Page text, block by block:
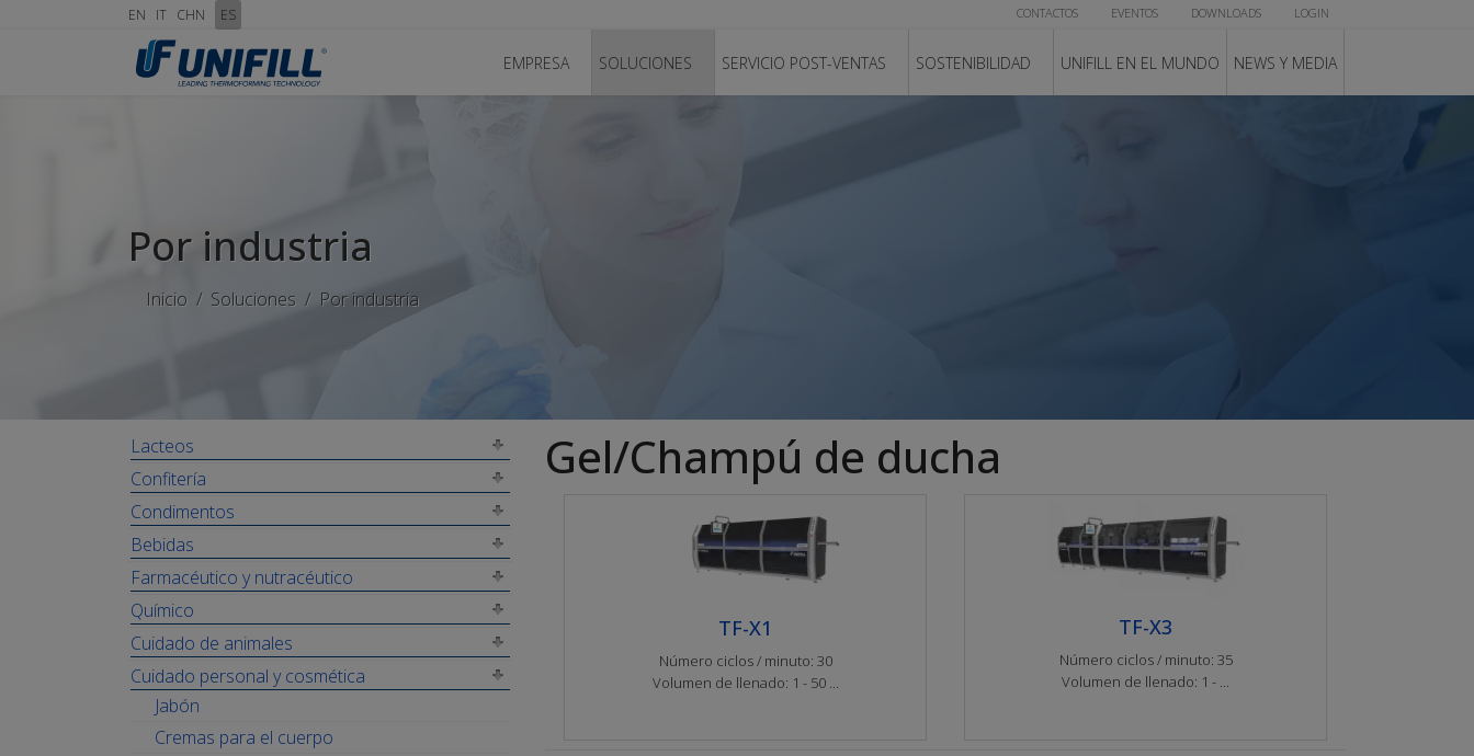
EN IT CHN ES CONTACTOS EVENTOS DOWNLOADS LOGIN
EMPRESA SOLUCIONES SERVICIO POST-VENTAS SOSTENIBILIDAD UNIFILL EN EL MUNDO NEWS Y MEDIA
Por industria
Inicio Soluciones Por industria
Lacteos
Confitería
Condimentos
Bebidas
Farmacéutico y nutracéutico
Químico
Cuidado de animales
Cuidado personal y cosmética
Jabón
Cremas para el cuerpo
Gel/Champú de ducha
TF-X1
Número ciclos / minuto: 30
Volumen de llenado: 1 - 50 ...
TF-X3
Número ciclos / minuto: 35
Volumen de llenado: 1 - ...